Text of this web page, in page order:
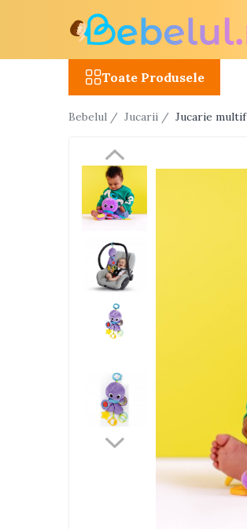
Masinute R/C
Avioane si elicoptere R/C
Camioane R/C
Motociclete R/C
Utilaje constructii R/C
Interactive, educative si muzicale
Saltelute si centre de activitati
Toate Produsele
Bebelul / Jucarii / Jucarie